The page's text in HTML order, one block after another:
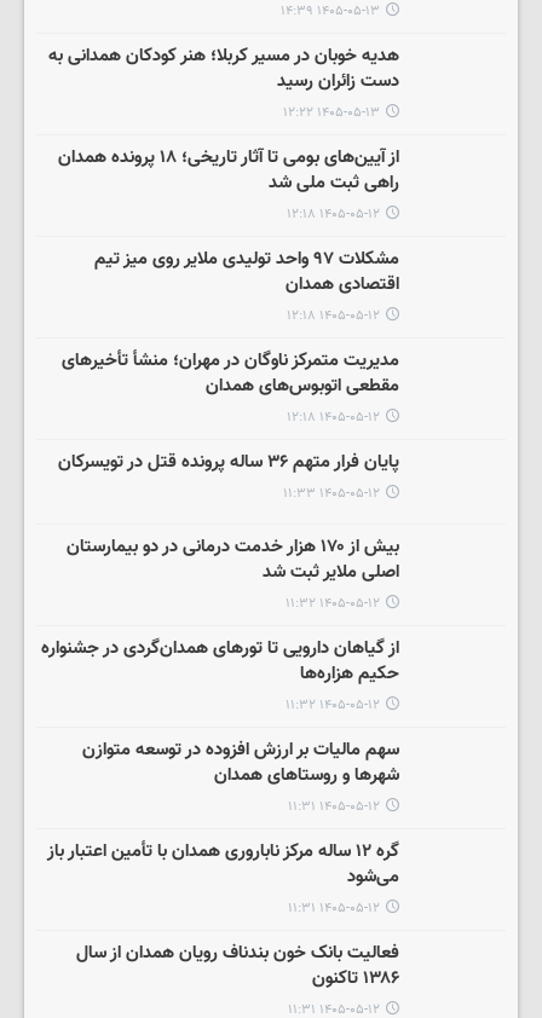
۱۴۰۵-۰۵-۱۳ ۱۴:۳۹
هدیه خوبان در مسیر کربلا؛ هنر کودکان همدانی به
دست زائران رسید
۱۴۰۵-۰۵-۱۳ ۱۲:۲۲
از آیین‌های بومی تا آثار تاریخی؛ ۱۸ پرونده همدان
راهی ثبت ملی شد
۱۴۰۵-۰۵-۱۲ ۱۲:۱۸
مشکلات ۹۷ واحد تولیدی ملایر روی میز تیم
اقتصادی همدان
۱۴۰۵-۰۵-۱۲ ۱۲:۱۸
مدیریت متمرکز ناوگان در مهران؛ منشأ تأخیرهای
مقطعی اتوبوس‌های همدان
۱۴۰۵-۰۵-۱۲ ۱۲:۱۸
پایان فرار متهم ۳۶ ساله پرونده قتل در تویسرکان
۱۴۰۵-۰۵-۱۲ ۱۱:۳۳
بیش از ۱۷۰ هزار خدمت درمانی در دو بیمارستان
اصلی ملایر ثبت شد
۱۴۰۵-۰۵-۱۲ ۱۱:۳۲
از گیاهان دارویی تا تورهای همدان‌گردی در جشنواره
حکیم هزاره‌ها
۱۴۰۵-۰۵-۱۲ ۱۱:۳۲
سهم مالیات بر ارزش افزوده در توسعه متوازن
شهرها و روستاهای همدان
۱۴۰۵-۰۵-۱۲ ۱۱:۳۱
گره ۱۲ ساله مرکز ناباروری همدان با تأمین اعتبار باز
می‌شود
۱۴۰۵-۰۵-۱۲ ۱۱:۳۱
فعالیت بانک خون بندناف رویان همدان از سال
۱۳۸۶ تاکنون
۱۴۰۵-۰۵-۱۲ ۱۱:۳۱